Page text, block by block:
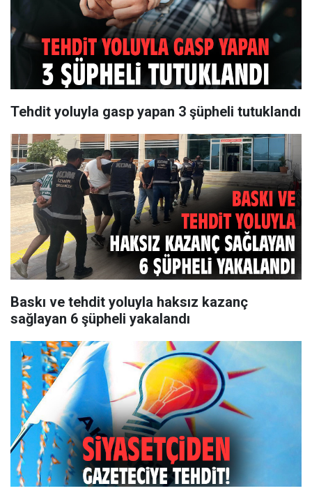
Tehdit yoluyla gasp yapan 3 şüpheli tutuklandı
Baskı ve tehdit yoluyla haksız kazanç
sağlayan 6 şüpheli yakalandı